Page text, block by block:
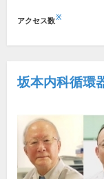
アクセス数※
坂本内科循環